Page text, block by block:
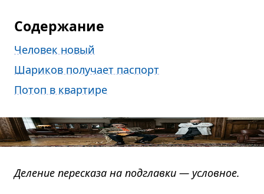
Содержание
Человек новый
Шариков получает паспорт
Потоп в квартире
Деление пересказа на подглавки — условное.